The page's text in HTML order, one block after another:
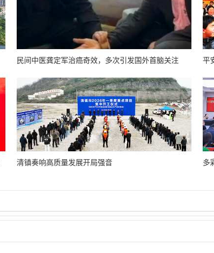
民间中医龚定军治癌奇效，多次引发国外首脑关注 平
清镇奏响高质量发展开局强音 多